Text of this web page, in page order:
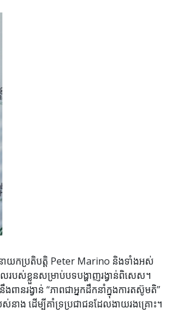
យកប្រតិបត្តិ Peter Marino និងទាំងអស់
ស់ខ្លួនសម្រាប់បទបង្ហាញរង្វាន់ពិសេស។
ង្វាន់ “ភាពជាអ្នកដឹកនាំក្នុងការតស៊ូមតិ”
ាង ដើម្បីគាំទ្រប្រជាជនដែលងាយរងគ្រោះ។